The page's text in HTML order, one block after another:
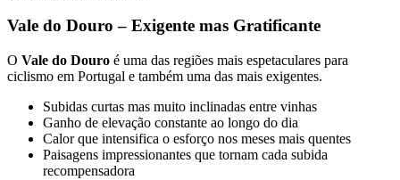
Vale do Douro – Exigente mas Gratificante
O Vale do Douro é uma das regiões mais espetaculares para
ciclismo em Portugal e também uma das mais exigentes.
Subidas curtas mas muito inclinadas entre vinhas
Ganho de elevação constante ao longo do dia
Calor que intensifica o esforço nos meses mais quentes
Paisagens impressionantes que tornam cada subida
recompensadora